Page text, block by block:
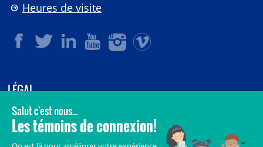
Heures de visite
LÉGAL
© 2006-2026CHU Sainte-Justine.
Tous droits réservés.
Crédits